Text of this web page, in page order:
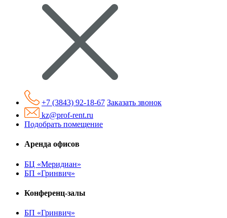
+7 (3843) 92-18-67 Заказать звонок
kz@prof-rent.ru
Подобрать помещение
Аренда офисов
БЦ «Меридиан»
БП «Гринвич»
Конференц-залы
БП «Гринвич»